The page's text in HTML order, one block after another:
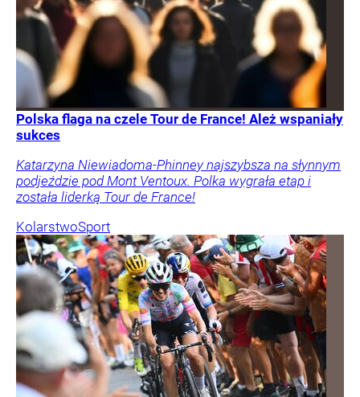
Polska flaga na czele Tour de France! Ależ wspaniały
sukces
Katarzyna Niewiadoma-Phinney najszybsza na słynnym
podjeździe pod Mont Ventoux. Polka wygrała etap i
została liderką Tour de France!
KolarstwoSport